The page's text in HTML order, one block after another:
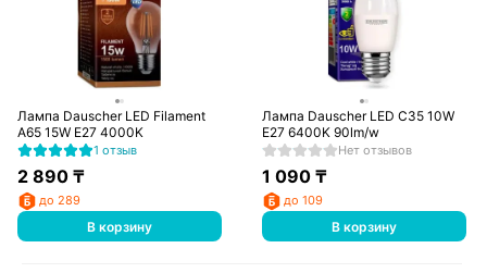
Лампа Dauscher LED Filament
A65 15W E27 4000K
1 отзыв
2 890₸
до 289
В корзину
Лампа Dauscher LED C35 10W
E27 6400K 90lm/w
Нет отзывов
1 090 ₸
до 109
В корзину